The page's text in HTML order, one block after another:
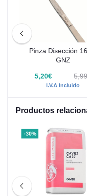
Pinza Disección
GNZ
5,20€
I.V.A Incluido
Productos
-30%